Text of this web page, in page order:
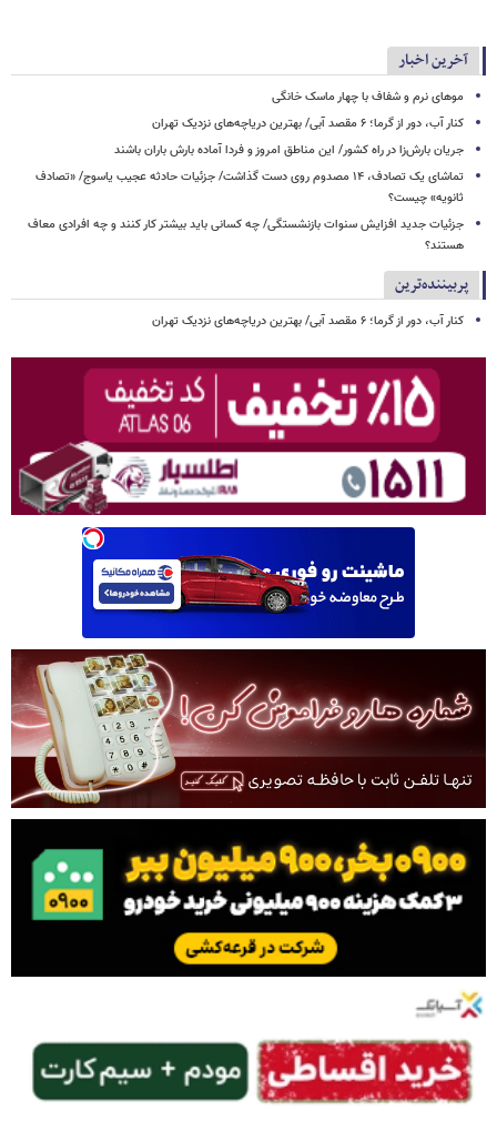
آخرین اخبار
موهای نرم و شفاف با چهار ماسک خانگی
کنار آب، دور از گرما؛ ۶ مقصد آبی/ بهترین دریاچه‌های نزدیک تهران
جریان بارش‌زا در راه کشور/ این مناطق امروز و فردا آماده بارش باران باشند
تماشای یک تصادف، ۱۴ مصدوم روی دست گذاشت/ جزئیات حادثه عجیب یاسوج/ «تصادف
ثانویه» چیست؟
جزئیات جدید افزایش سنوات بازنشستگی/ چه کسانی باید بیشتر کار کنند و چه افرادی معاف
هستند؟
پربیننده‌ترین
کنار آب، دور از گرما؛ ۶ مقصد آبی/ بهترین دریاچه‌های نزدیک تهران